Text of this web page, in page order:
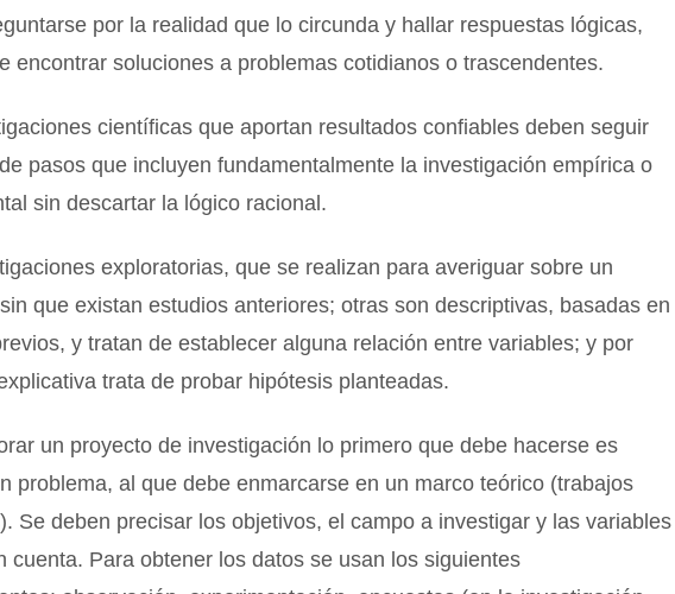
por la realidad que lo circunda y hallar respuestas lógicas,
encontrar soluciones a problemas cotidianos o trascendentes.
científicas que aportan resultados confiables deben seguir
pasos que incluyen fundamentalmente la investigación empírica o
sin descartar la lógico racional.
exploratorias, que se realizan para averiguar sobre un
que existan estudios anteriores; otras son descriptivas, basadas en
y tratan de establecer alguna relación entre variables; y por
trata de probar hipótesis planteadas.
un proyecto de investigación lo primero que debe hacerse es
problema, al que debe enmarcarse en un marco teórico (trabajos
Se deben precisar los objetivos, el campo a investigar y las variables
cuenta. Para obtener los datos se usan los siguientes